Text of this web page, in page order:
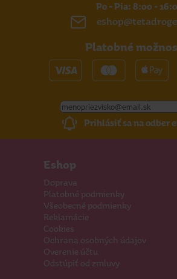
Po - Pia: 8:00 -
Platobné
Prihlásiť sa na odber
Eshop
Doprava
Platobné podmienky
Všeobecné podmienky
Reklamácie
Cookies
Ochrana osobných údajov
Overenie účtu
Odstúpiť od zmluvy